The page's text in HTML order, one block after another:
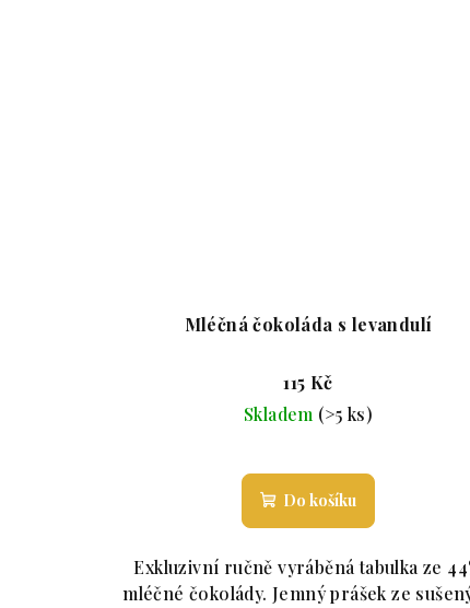
Mléčná čokoláda s levandulí
115 Kč
Skladem (>5 ks)
Do košíku
Exkluzivní ručně vyráběná tabulka ze
mléčné čokolády. Jemný prášek ze